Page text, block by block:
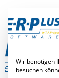
Wir benötigen
besuchen